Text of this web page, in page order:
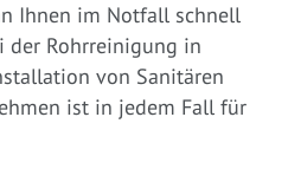
Ihnen im Notfall schnell
der Rohrreinigung in
von Sanitären
ist in jedem Fall für